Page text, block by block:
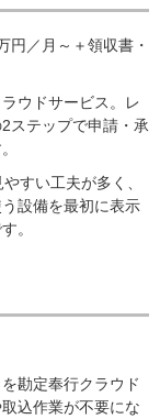
／月～＋領収書・
ウドサービス。レ
ステップで申請・承
すい工夫が多く、
設備を最初に表示
。
勘定奉行クラウド
込作業が不要にな